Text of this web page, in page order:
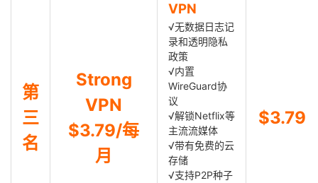
第
三
名
Strong
VPN
$3.79/每
月
VPN
√无数据日志记
录和透明隐私
政策
√内置
WireGuard协
议
√解锁Netflix等
主流流媒体
√带有免费的云
存储
√支持P2P种子
$3.79